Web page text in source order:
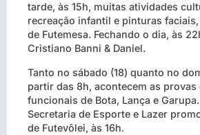
tarde, às 15h, muitas atividades
recreação infantil e pinturas
de Futemesa. Fechando o dia, às
Cristiano Banni & Daniel.
Tanto no sábado (18) quanto no
partir das 8h, acontecem as provas
funcionais de Bota, Lança e
Secretaria de Esporte e Lazer
de Futevôlei, às 16h.